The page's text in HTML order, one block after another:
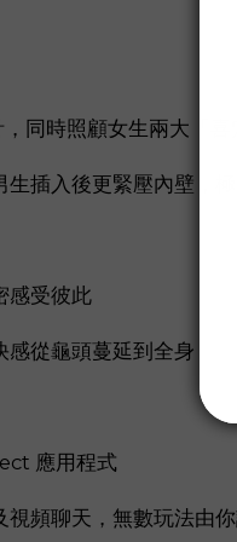
，同時照顧女生兩大「
生插入後更緊壓內壁，
感受彼此
感從龜頭蔓延到全身
應用程式
視頻聊天，無數玩法由